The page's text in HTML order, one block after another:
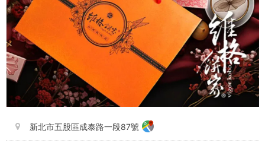
新北市五股區成泰路一段87號